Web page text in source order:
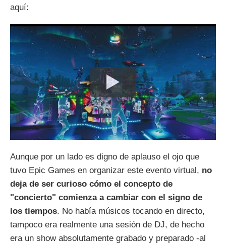
aquí:
Aunque por un lado es digno de aplauso el ojo que
tuvo Epic Games en organizar este evento virtual, no
deja de ser curioso cómo el concepto de
"concierto" comienza a cambiar con el signo de
los tiempos. No había músicos tocando en directo,
tampoco era realmente una sesión de DJ, de hecho
era un show absolutamente grabado y preparado -al